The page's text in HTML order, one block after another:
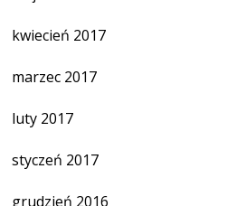
kwiecień 2017
marzec 2017
luty 2017
styczeń 2017
grudzień 2016